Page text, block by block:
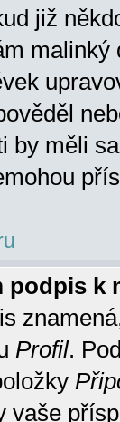
již
malinký
by měli
podpis k
Profil.
vaše